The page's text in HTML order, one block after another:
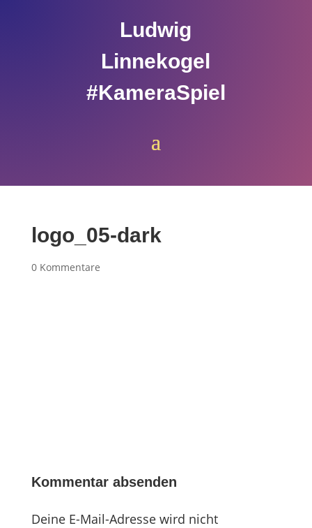
Ludwig
Linnekogel
#KameraSpiel
logo_05-dark
0 Kommentare
Kommentar absenden
Deine E-Mail-Adresse wird nicht